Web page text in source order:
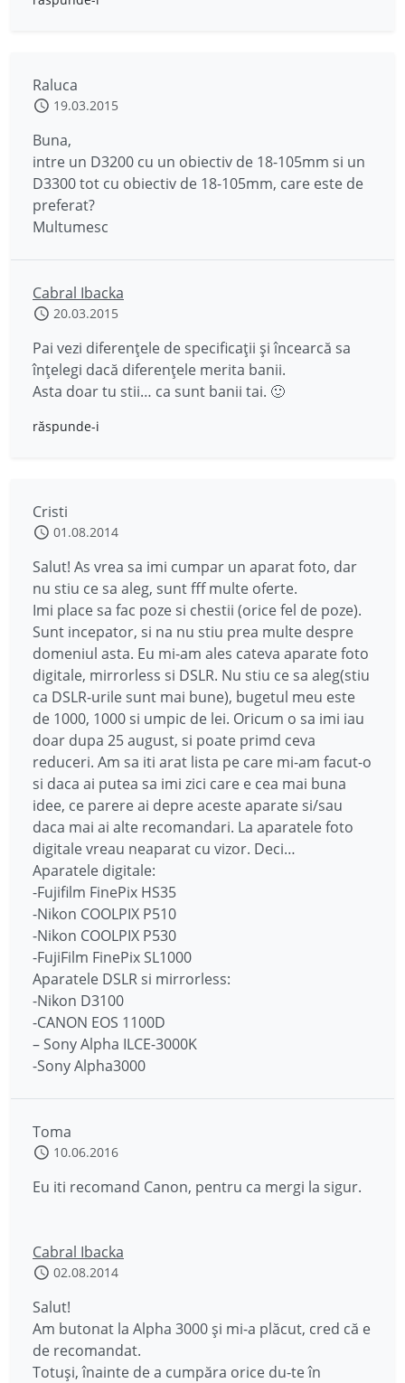
Raluca
19.03.2015
Buna,
intre un D3200 cu un obiectiv de 18-105mm si un
D3300 tot cu obiectiv de 18-105mm, care este de
preferat?
Multumesc
Cabral Ibacka
20.03.2015
Pai vezi diferențele de specificații și încearcă sa
înțelegi dacă diferențele merita banii.
Asta doar tu stii… ca sunt banii tai. 🙂
răspunde-i
Cristi
01.08.2014
Salut! As vrea sa imi cumpar un aparat foto, dar
nu stiu ce sa aleg, sunt fff multe oferte.
Imi place sa fac poze si chestii (orice fel de poze).
Sunt incepator, si na nu stiu prea multe despre
domeniul asta. Eu mi-am ales cateva aparate foto
digitale, mirrorless si DSLR. Nu stiu ce sa aleg(stiu
ca DSLR-urile sunt mai bune), bugetul meu este
de 1000, 1000 si umpic de lei. Oricum o sa imi iau
doar dupa 25 august, si poate primd ceva
reduceri. Am sa iti arat lista pe care mi-am facut-o
si daca ai putea sa imi zici care e cea mai buna
idee, ce parere ai depre aceste aparate si/sau
daca mai ai alte recomandari. La aparatele foto
digitale vreau neaparat cu vizor. Deci…
Aparatele digitale:
-Fujifilm FinePix HS35
-Nikon COOLPIX P510
-Nikon COOLPIX P530
-FujiFilm FinePix SL1000
Aparatele DSLR si mirrorless:
-Nikon D3100
-CANON EOS 1100D
– Sony Alpha ILCE-3000K
-Sony Alpha3000
Toma
10.06.2016
Eu iti recomand Canon, pentru ca mergi la sigur.
Cabral Ibacka
02.08.2014
Salut!
Am butonat la Alpha 3000 și mi-a plăcut, cred că e
de recomandat.
Totuși, înainte de a cumpăra orice du-te în